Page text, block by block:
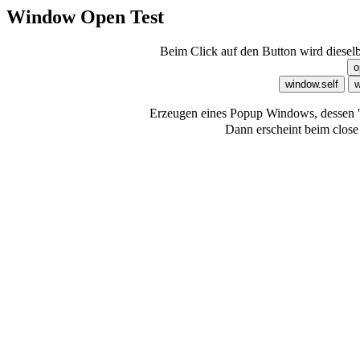
Window Open Test
Beim Click auf den Button wird
Erzeugen eines Popup Windows,
Dann erscheint beim